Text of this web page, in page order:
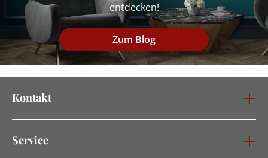
entdecken!
Zum Blog
Kontakt
Service